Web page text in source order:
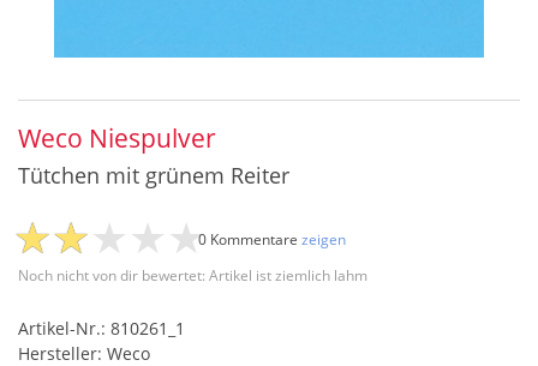
Weco Niespulver
Tütchen mit grünem Reiter
Noch nicht von dir bewertet: Artikel ist ziemlich lahm
0 Kommentare zeigen
Artikel-Nr.: 810261_1
Hersteller: Weco